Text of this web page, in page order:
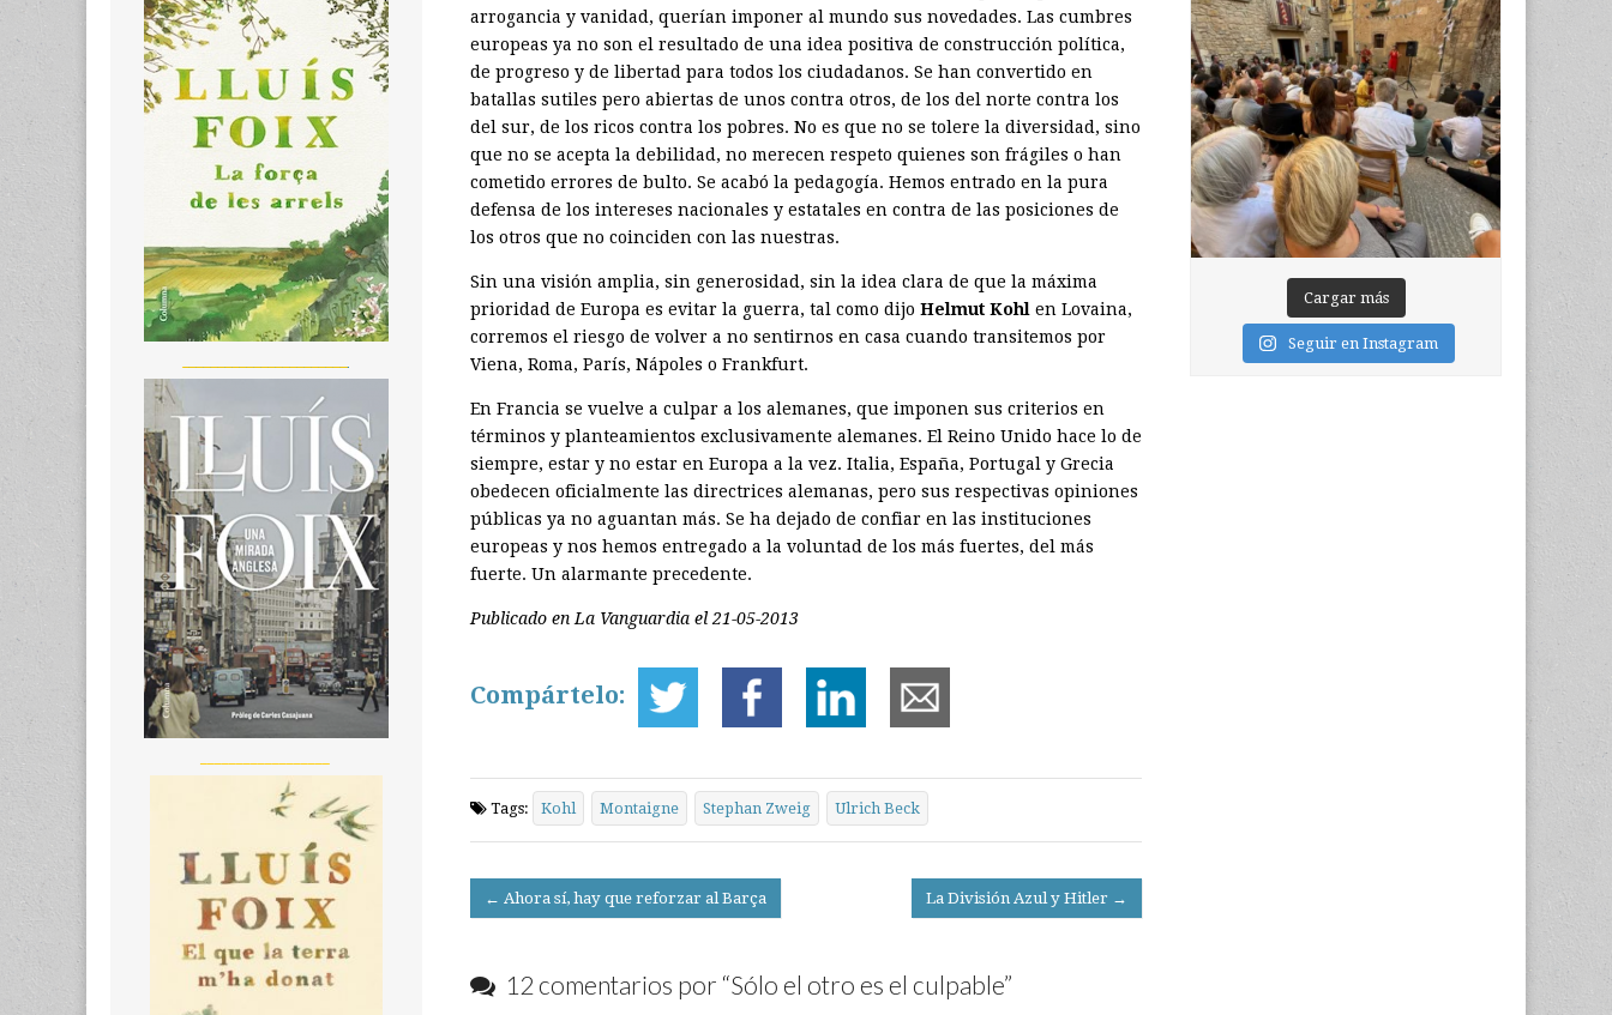
arrogancia y vanidad, querían imponer al mundo sus novedades. Las cumbres
europeas ya no son el resultado de una idea positiva de construcción política,
de progreso y de libertad para todos los ciudadanos. Se han convertido en
batallas sutiles pero abiertas de unos contra otros, de los del norte contra los
del sur, de los ricos contra los pobres. No es que no se tolere la diversidad, sino
que no se acepta la debilidad, no merecen respeto quienes son frágiles o han
cometido errores de bulto. Se acabó la pedagogía. Hemos entrado en la pura
defensa de los intereses nacionales y estatales en contra de las posiciones de
los otros que no coinciden con las nuestras.
Sin una visión amplia, sin generosidad, sin la idea clara de que la máxima
prioridad de Europa es evitar la guerra, tal como dijo Helmut Kohl en Lovaina,
corremos el riesgo de volver a no sentirnos en casa cuando transitemos por
Viena, Roma, París, Nápoles o Frankfurt.
En Francia se vuelve a culpar a los alemanes, que imponen sus criterios en
términos y planteamientos exclusivamente alemanes. El Reino Unido hace lo de
siempre, estar y no estar en Europa a la vez. Italia, España, Portugal y Grecia
obedecen oficialmente las directrices alemanas, pero sus respectivas opiniones
públicas ya no aguantan más. Se ha dejado de confiar en las instituciones
europeas y nos hemos entregado a la voluntad de los más fuertes, del más
fuerte. Un alarmante precedente.
Publicado en La Vanguardia el 21-05-2013
Compártelo:
Tags: Kohl Montaigne Stephan Zweig Ulrich Beck
Post
← Ahora sí, hay que reforzar al Barça La División Azul y Hitler →
12 comentarios por “Sólo el otro es el culpable”
Cargar más
Seguir en Instagram